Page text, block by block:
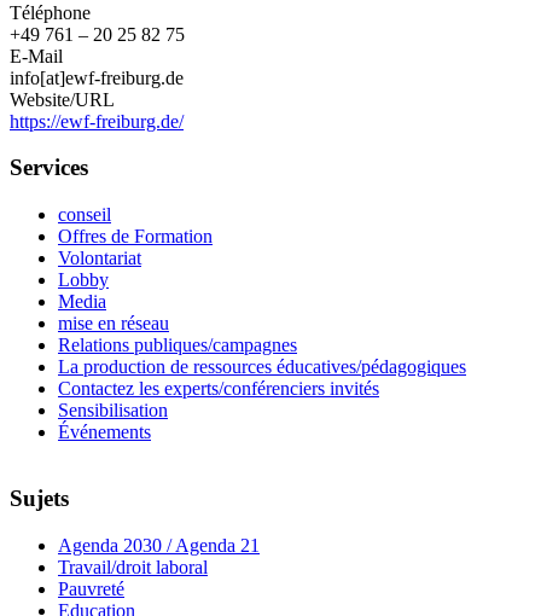
Téléphone
+49 761 – 20 25 82 75
E-Mail
info[at]ewf-freiburg.de
Website/URL
https://ewf-freiburg.de/
Services
conseil
Offres de Formation
Volontariat
Lobby
Media
mise en réseau
Relations publiques/campagnes
La production de ressources éducatives/pédagogiques
Contactez les experts/conférenciers invités
Sensibilisation
Événements
Sujets
Agenda 2030 / Agenda 21
Travail/droit laboral
Pauvreté
Education